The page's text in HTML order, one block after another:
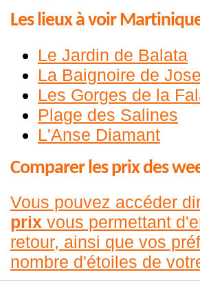
Les lieux à voir
Le Jardin de Balata
La Baignoire de
Les Gorges de la
Plage des Salines
L'Anse Diamant
Comparer les prix des
Vous pouvez accéder
prix vous permettant
retour, ainsi que vos
nombre d'étoiles de